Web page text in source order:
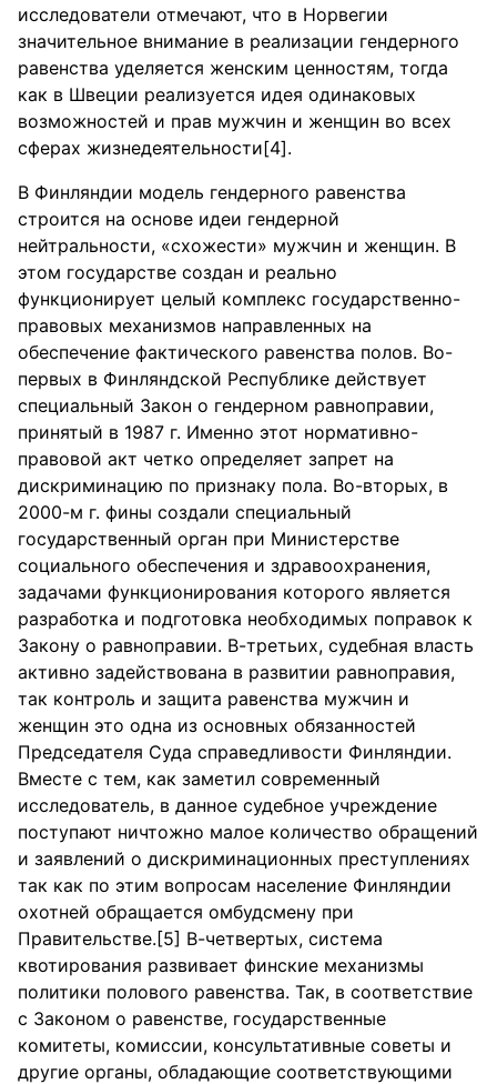
исследователи отмечают, что в Норвегии
значительное внимание в реализации гендерного
равенства уделяется женским ценностям, тогда
как в Швеции реализуется идея одинаковых
возможностей и прав мужчин и женщин во всех
сферах жизнедеятельности[4].
В Финляндии модель гендерного равенства
строится на основе идеи гендерной
нейтральности, «схожести» мужчин и женщин. В
этом государстве создан и реально
функционирует целый комплекс государственно-
правовых механизмов направленных на
обеспечение фактического равенства полов. Во-
первых в Финляндской Республике действует
специальный Закон о гендерном равноправии,
принятый в 1987 г. Именно этот нормативно-
правовой акт четко определяет запрет на
дискриминацию по признаку пола. Во-вторых, в
2000-м г. фины создали специальный
государственный орган при Министерстве
социального обеспечения и здравоохранения,
задачами функционирования которого является
разработка и подготовка необходимых поправок к
Закону о равноправии. В-третьих, судебная власть
активно задействована в развитии равноправия,
так контроль и защита равенства мужчин и
женщин это одна из основных обязанностей
Председателя Суда справедливости Финляндии.
Вместе с тем, как заметил современный
исследователь, в данное судебное учреждение
поступают ничтожно малое количество обращений
и заявлений о дискриминационных преступлениях
так как по этим вопросам население Финляндии
охотней обращается омбудсмену при
Правительстве.[5] В-четвертых, система
квотирования развивает финские механизмы
политики полового равенства. Так, в соответствие
с Законом о равенстве, государственные
комитеты, комиссии, консультативные советы и
другие органы, обладающие соответствующими